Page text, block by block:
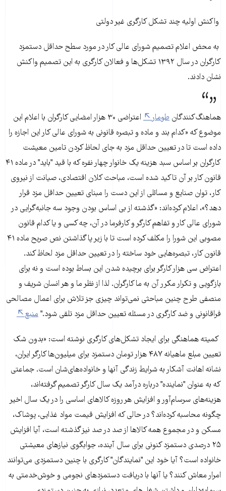
واکنش اولیه چند تشکل کارگری غیر دولتی
به محض اعلام تصمیم شورای عالی کار در مورد سطح حداقل دستمزد
کارگران در سال ۱۳۹۲ تشکل‌ها و فعالان کارگری به این تصمیم واکنش
نشان دادند.
هماهنگ‌کنندگان طومار
اعتراضی ۳۰ هزار امضایی کارگران با اعلام این
موضوع که «کدام بند و ماده و تبصره قانونی به شورای عالی کار این اجازه را
داده است تا در تعیین حداقل مزد به جای لحاظ کردن تامین معیشت
کارگران بر اساس سبد هزینه یک خانوار چهار نفره که با قید "باید" در ماده ۴۱
قانون کار بر آن تاکید شده است، مباحث کلان اقتصادی، صیانت از نیروی
کار، توان صنایع و مسائلی از این دست را مبنای تعیین حداقل مزد قرار
دهد؟»، اعلام کرده‌اند: «گذشته از بی‌ اساس بودن وجود سه جانبه‌گرایی در
شورای عالی کار و تفاهم کارگر و کارفرما در آن، چه کسی و یا کدام قانون
مصوبی این شورا را مکلف کرده است تا با زیر پا گذاشتن نص صریح ماده ۴۱
قانون کار، تبصره‌هایی خود ساخته را در تعیین حداقل مزد لحاظ کند.
اعتراض سی هزار کارگر برای برچیده شدن این بساط بوده است و نه برای
بازگویی و تکرار مکرر آن به ما کارگران. لذا از نظر ما و هر انسان شریف و
منصفی طرح چنین مباحثی نمی‌تواند چیزی جز تلاش برای اعمال مصالحی
فراقانونی و ضد کارگری در مسئله تعیین حداقل مزد تلقی شود."منبع
کمیته هماهنگی برای ایجاد تشکل‌های کارگری نوشته است: «بدون شک
تعیین مبلع ماهیانه ۴۸۷ هزار تومان دستمزد برای میلیون‌ها کارگر ایران،
نشانه اهانت آشکار به شرایط زندگی آنها و خانواده‌های‌شان است. جماعتی
که به عنوان "نماینده" درباره درآمد یک سال کارگر تصمیم گرفته‌اند،
هزینه‌های سرسام‌آور و افزایش هر روزه کالاهای اساسی را در یک سال اخیر
چگونه محاسبه کرده‌اند؟ در حالی که افزایش قیمت مواد غذایی، پوشاک،
مسکن و در مجموع همه کالاها از صد در صد نیز گذشته است، آیا افزایش
۲۵ درصدی دستمزد کنونی برای سال آینده، جوابگوی نیازهای معیشتی
خانواده است؟ آیا خود این "نمایندگان" کارگری با چنین دستمزدی می‌توانند
امرار معاش کنند؟ یا آنها با دریافت دستمزدهای نجومی و خوش‌خدمتی به